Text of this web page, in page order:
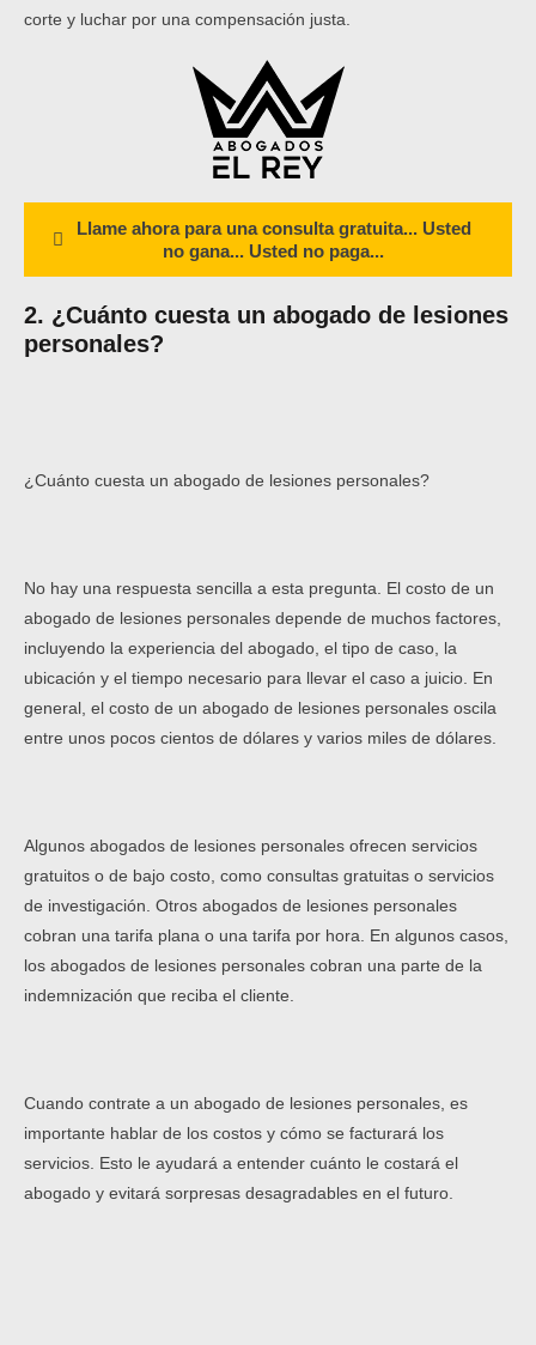
corte y luchar por una compensación justa.
Llame ahora para una consulta gratuita... Usted
no gana... Usted no paga...
2. ¿Cuánto cuesta un abogado de lesiones
personales?
¿Cuánto cuesta un abogado de lesiones personales?
No hay una respuesta sencilla a esta pregunta. El costo de un
abogado de lesiones personales depende de muchos factores,
incluyendo la experiencia del abogado, el tipo de caso, la
ubicación y el tiempo necesario para llevar el caso a juicio. En
general, el costo de un abogado de lesiones personales oscila
entre unos pocos cientos de dólares y varios miles de dólares.
Algunos abogados de lesiones personales ofrecen servicios
gratuitos o de bajo costo, como consultas gratuitas o servicios
de investigación. Otros abogados de lesiones personales
cobran una tarifa plana o una tarifa por hora. En algunos casos,
los abogados de lesiones personales cobran una parte de la
indemnización que reciba el cliente.
Cuando contrate a un abogado de lesiones personales, es
importante hablar de los costos y cómo se facturará los
servicios. Esto le ayudará a entender cuánto le costará el
abogado y evitará sorpresas desagradables en el futuro.